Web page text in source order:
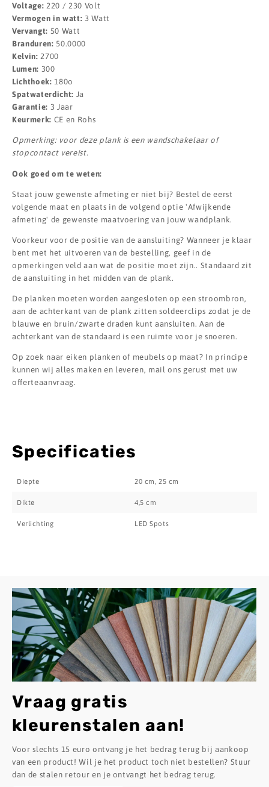
Voltage: 220 / 230 Volt
Vermogen in watt: 3 Watt
Vervangt: 50 Watt
Branduren: 50.0000
Kelvin: 2700
Lumen: 300
Lichthoek: 180o
Spatwaterdicht: Ja
Garantie: 3 Jaar
Keurmerk: CE en Rohs
Opmerking: voor deze plank is een wandschakelaar of
stopcontact vereist.
Ook goed om te weten:
Staat jouw gewenste afmeting er niet bij? Bestel de eerst
volgende maat en plaats in de volgend optie 'Afwijkende
afmeting' de gewenste maatvoering van jouw wandplank.
Voorkeur voor de positie van de aansluiting? Wanneer je klaar
bent met het uitvoeren van de bestelling, geef in de
opmerkingen veld aan wat de positie moet zijn.. Standaard zit
de aansluiting in het midden van de plank.
De planken moeten worden aangesloten op een stroombron,
aan de achterkant van de plank zitten soldeerclips zodat je de
blauwe en bruin/zwarte draden kunt aansluiten. Aan de
achterkant van de standaard is een ruimte voor je snoeren.
Op zoek naar eiken planken of meubels op maat? In principe
kunnen wij alles maken en leveren, mail ons gerust met uw
offerteaanvraag.
Specificaties
Diepte 20 cm, 25 cm
Dikte 4,5 cm
Verlichting LED Spots
Vraag gratis
kleurenstalen aan!
Voor slechts 15 euro ontvang je het bedrag terug bij aankoop
van een product! Wil je het product toch niet bestellen? Stuur
dan de stalen retour en je ontvangt het bedrag terug.